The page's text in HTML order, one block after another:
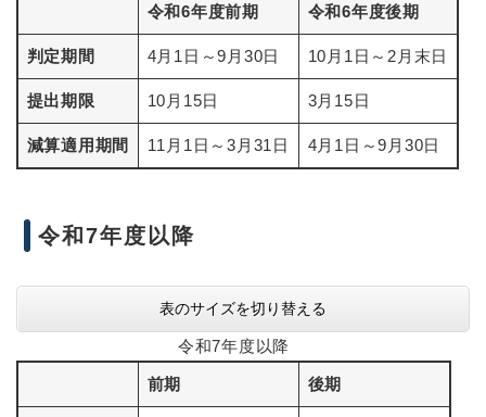
令和6年度前期 令和6年度後期
判定期間 4月1日～9月30日 10月1日～2月末日
提出期限 10月15日 3月15日
減算適用期間 11月1日～3月31日 4月1日～9月30日
令和7年度以降
表のサイズを切り替える
令和7年度以降
前期 後期